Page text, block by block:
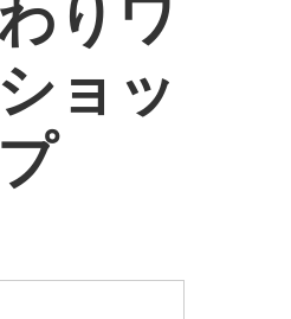
ョッ
プ